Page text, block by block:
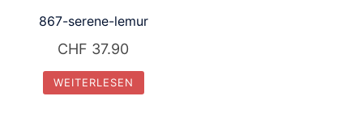
867-serene-lemur
CHF 37.90
WEITERLESEN